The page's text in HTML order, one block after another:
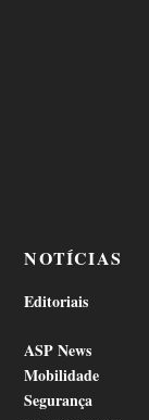
NOTÍCIAS
Editoriais
ASP News
Mobilidade
Segurança